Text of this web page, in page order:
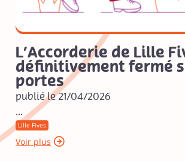
L’Accorderie de Lille
définitivement fermé
portes
publié le 21/04/2026
...
Lille Fives
Voir plus